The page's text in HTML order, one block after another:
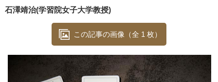
石澤靖治(学習院女子大学教授)
この記事の画像（全 1 枚）